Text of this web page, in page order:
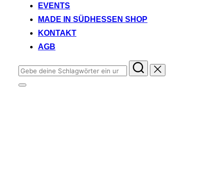
EVENTS
MADE IN SÜDHESSEN SHOP
KONTAKT
AGB
Suchen
nach:
Seitenleiste